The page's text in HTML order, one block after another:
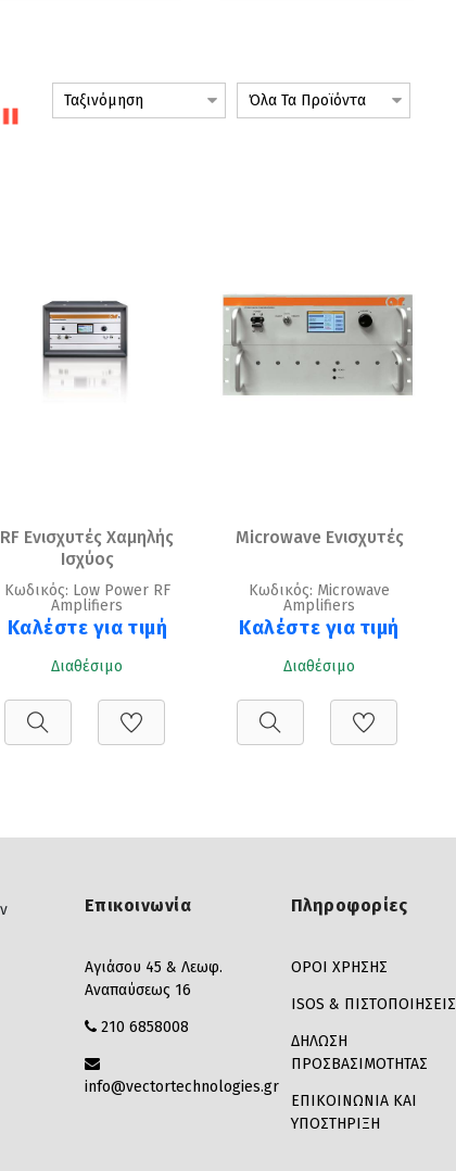
RF Ενισχυτές Χαμηλής
Ισχύος
Κωδικός: Low Power RF
Amplifiers
Καλέστε για τιμή
Διαθέσιμο
Microwave Ενισχυτές
Κωδικός: Microwave
Amplifiers
Καλέστε για τιμή
Διαθέσιμο
Επικοινωνία
Αγιάσου 45 & Λεωφ.
Αναπαύσεως 16
210 6858008
info@vectortechnologies.gr
Πληροφορίες
ΟΡΟΙ ΧΡΗΣΗΣ
ISOS & ΠΙΣΤΟΠΟΙΗΣΕΙΣ
ΔΗΛΩΣΗ
ΠΡΟΣΒΑΣΙΜΟΤΗΤΑΣ
ΕΠΙΚΟΙΝΩΝΙΑ ΚΑΙ
ΥΠΟΣΤΗΡΙΞΗ